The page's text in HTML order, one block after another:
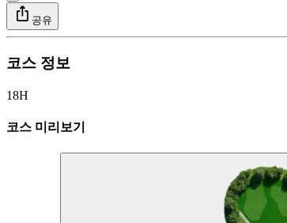
공유
코스 정보
18H
코스 미리보기